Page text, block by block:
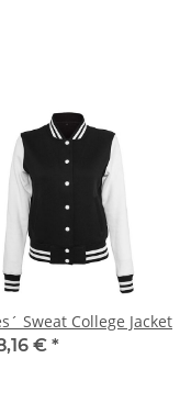
Sweat College Jacket
€ *